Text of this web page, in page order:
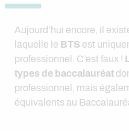
Aujourd’hui encore, il
laquelle le BTS est
professionnel. C’est faux !
types de baccalauréat
professionnel, mais
équivalents au